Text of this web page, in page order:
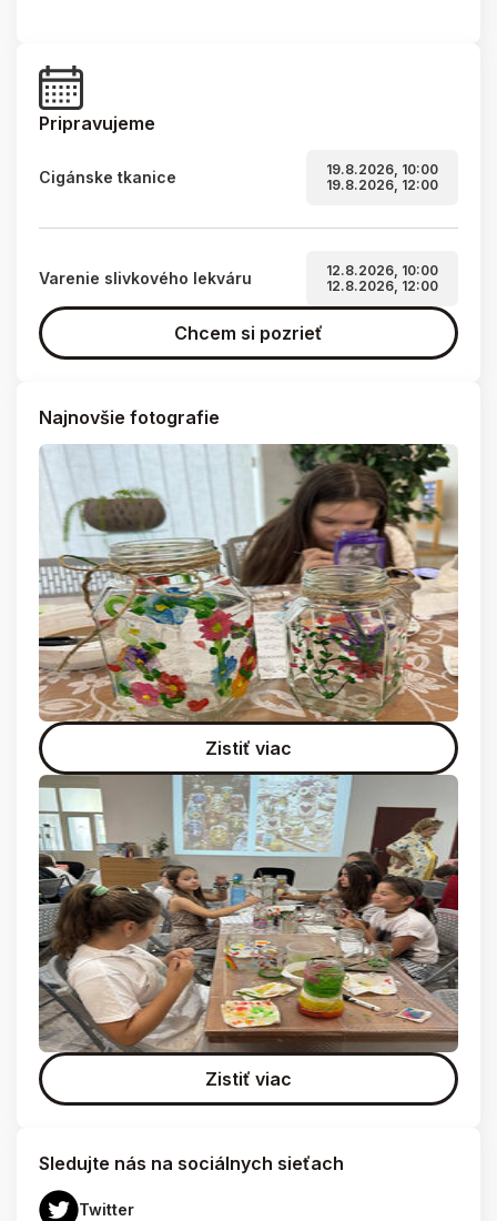
Pripravujeme
Cigánske tkanice
19.8.2026, 10:00
19.8.2026, 12:00
Varenie slivkového lekváru
12.8.2026, 10:00
12.8.2026, 12:00
Chcem si pozrieť
Najnovšie fotografie
Zistiť viac
Zistiť viac
Sledujte nás na sociálnych sieťach
Twitter